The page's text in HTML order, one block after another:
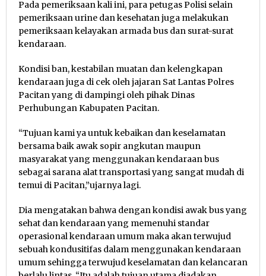
Pada pemeriksaan kali ini, para petugas Polisi selain
pemeriksaan urine dan kesehatan juga melakukan
pemeriksaan kelayakan armada bus dan surat-surat
kendaraan.
Kondisi ban, kestabilan muatan dan kelengkapan
kendaraan juga di cek oleh jajaran Sat Lantas Polres
Pacitan yang di dampingi oleh pihak Dinas
Perhubungan Kabupaten Pacitan.
“Tujuan kami ya untuk kebaikan dan keselamatan
bersama baik awak sopir angkutan maupun
masyarakat yang menggunakan kendaraan bus
sebagai sarana alat transportasi yang sangat mudah di
temui di Pacitan,”ujarnya lagi.
Dia mengatakan bahwa dengan kondisi awak bus yang
sehat dan kendaraan yang memenuhi standar
operasional kendaraan umum maka akan terwujud
sebuah kondusitifas dalam menggunakan kendaraan
umum sehingga terwujud keselamatan dan kelancaran